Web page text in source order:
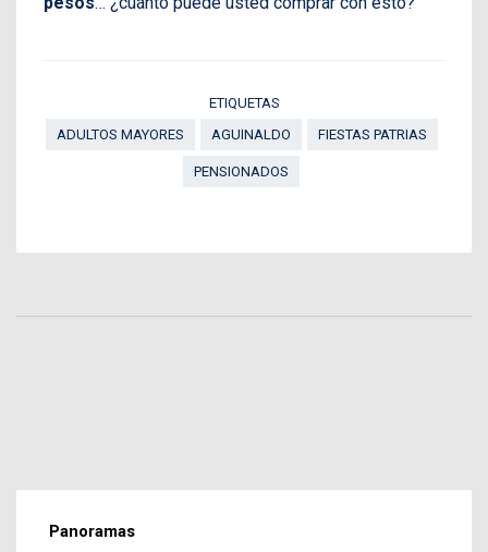
ETIQUETAS
ADULTOS MAYORES
AGUINALDO FIESTAS PATRIAS
PENSIONADOS
Panoramas